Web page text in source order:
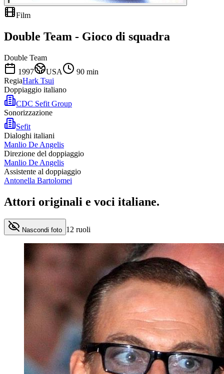
Film
Double Team - Gioco di squadra
Double Team
1997
USA 90 min
RegiaHark Tsui
Doppiaggio italiano
CDC Sefit Group
Sonorizzazione
Sefit
Dialoghi italiani
Manlio De Angelis
Direzione del doppiaggio
Manlio De Angelis
Assistente al doppiaggio
Antonella Bartolomei
Attori originali e voci italiane.
Nascondi foto 12 ruoli